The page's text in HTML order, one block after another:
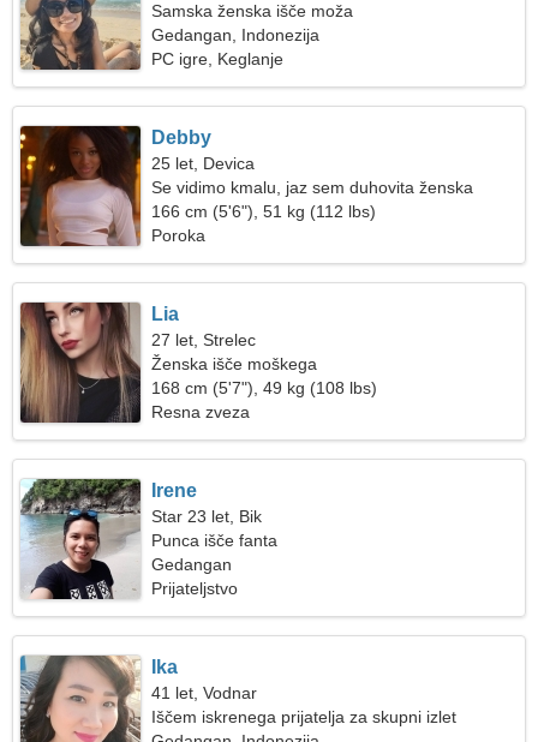
Samska ženska išče moža
Gedangan, Indonezija
PC igre, Keglanje
Debby
25 let, Devica
Se vidimo kmalu, jaz sem duhovita ženska
166 cm (5'6"), 51 kg (112 lbs)
Poroka
Lia
27 let, Strelec
Ženska išče moškega
168 cm (5'7"), 49 kg (108 lbs)
Resna zveza
Irene
Star 23 let, Bik
Punca išče fanta
Gedangan
Prijateljstvo
Ika
41 let, Vodnar
Iščem iskrenega prijatelja za skupni izlet